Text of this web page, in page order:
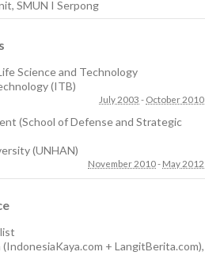
SMUN I Serpong
Science and Technology
(ITB)
July 2003 - October 2010
(School of Defense and Strategic
(UNHAN)
November 2010- May 2012
(IndonesiaKaya.com + LangitBerita.com),